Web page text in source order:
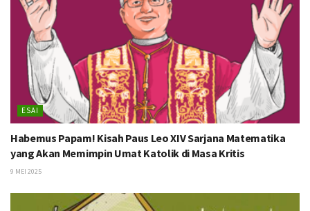
ESAI
Habemus Papam! Kisah Paus Leo XIV Sarjana Matematika
yang Akan Memimpin Umat Katolik di Masa Kritis
9 MEI 2025